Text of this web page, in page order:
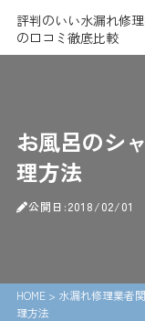
評判のいい水漏れ修
の口コミ徹底比較
お風呂のシ
理方法
公開日:2018/02/01
HOME> 水漏れ修理業者
理方法